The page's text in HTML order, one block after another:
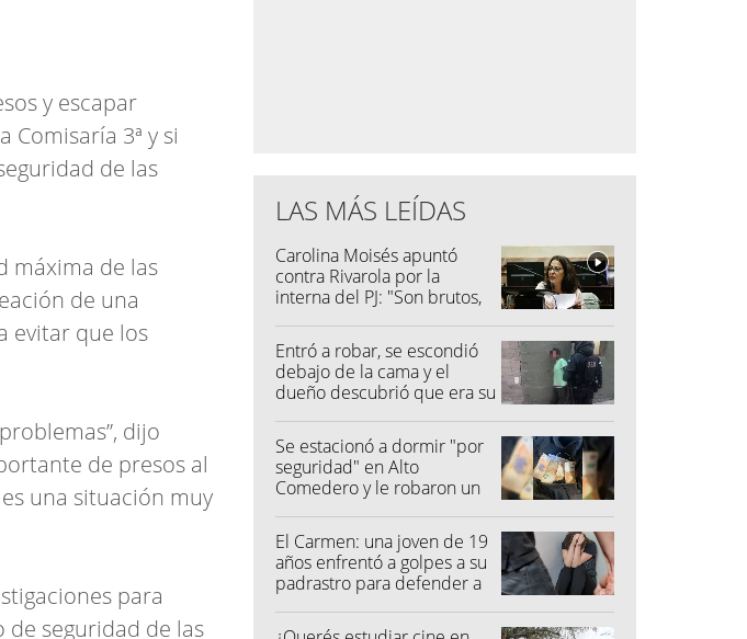
y escapar
3ª y si
de las
máxima de las
de una
evitar que los
dijo
de presos al
una situación muy
para
seguridad de las
LAS MÁS LEÍDAS
Carolina Moisés apuntó
contra Rivarola por la
interna del PJ: "Son brutos,
Entró a robar, se escondió
debajo de la cama y el
dueño descubrió que era su
Se estacionó a dormir "por
seguridad" en Alto
Comedero y le robaron un
El Carmen: una joven de 19
años enfrentó a golpes a su
padrastro para defender a